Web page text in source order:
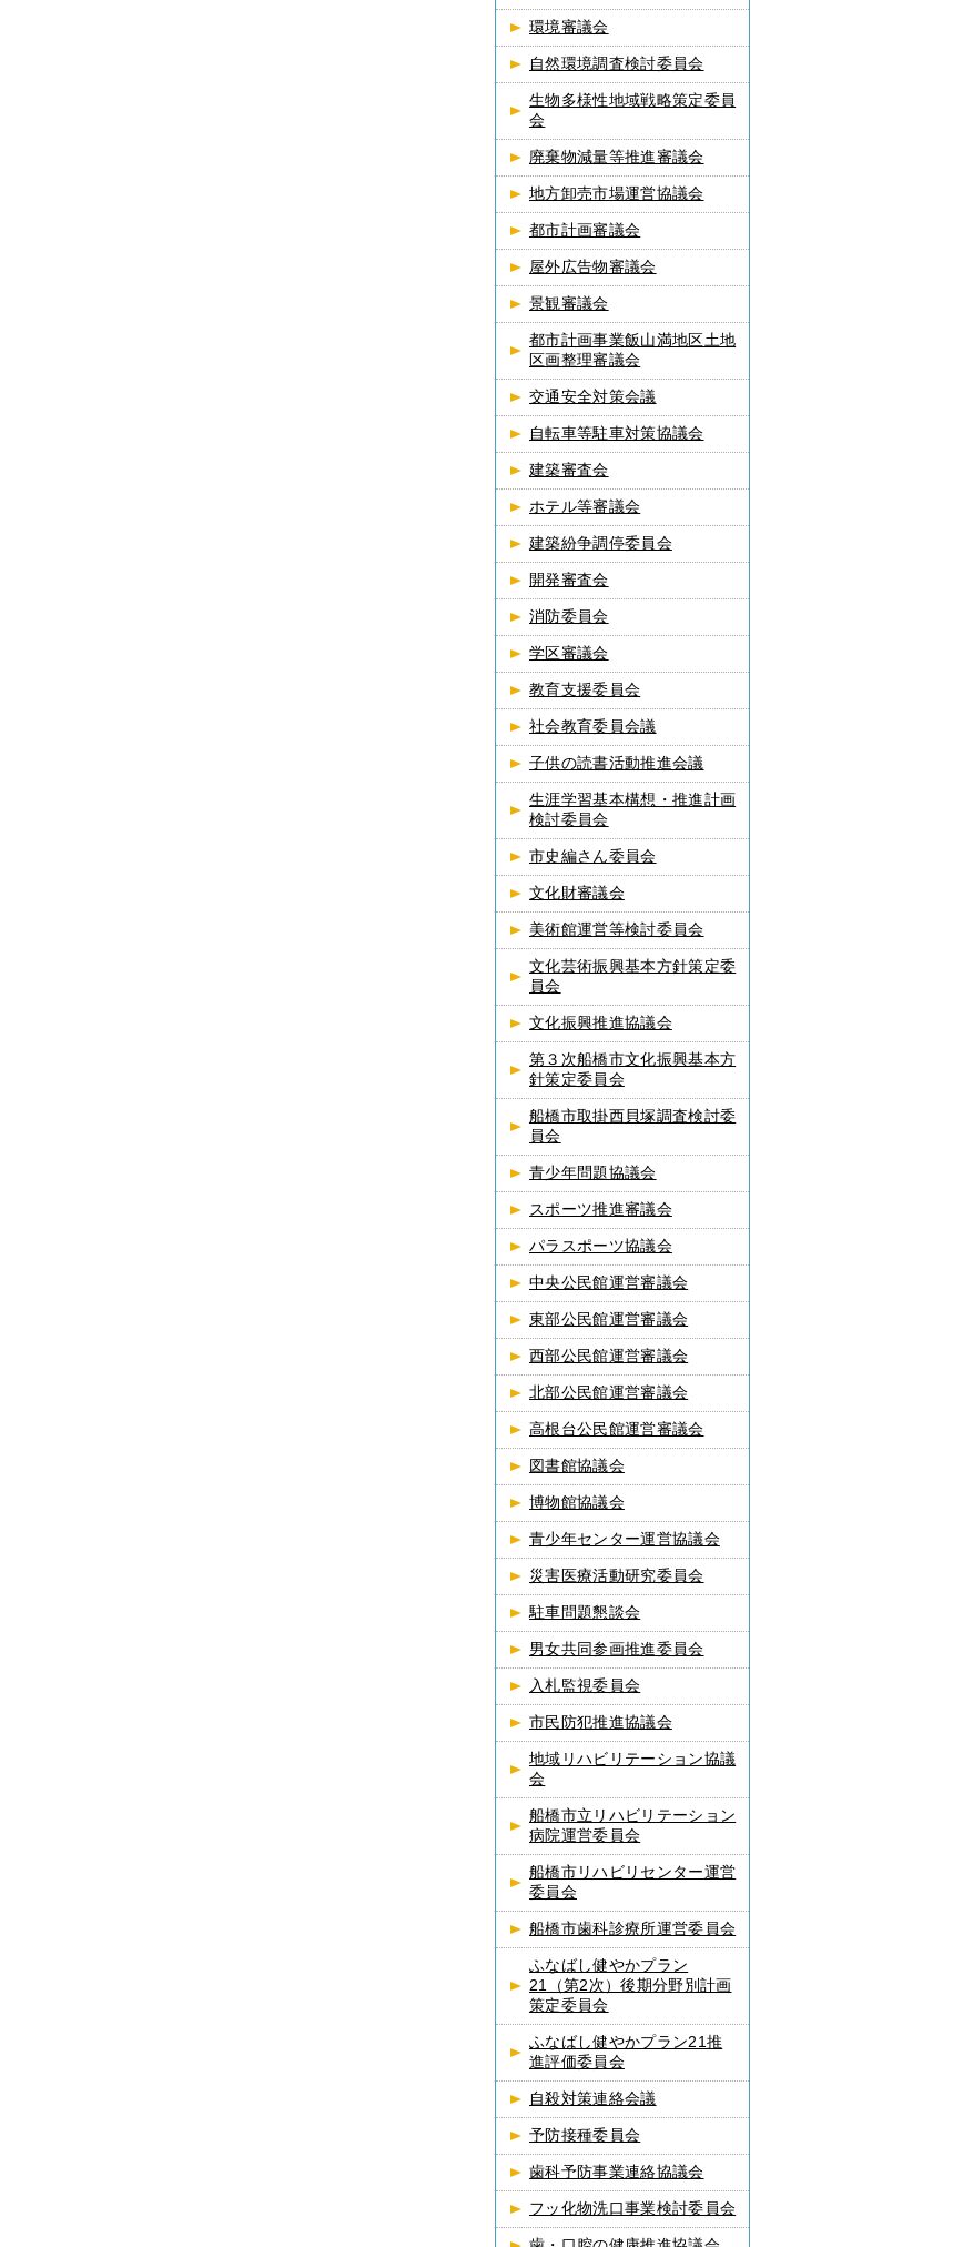
環境審議会
自然環境調査検討委員会
生物多様性地域戦略策定委員
会
廃棄物減量等推進審議会
地方卸売市場運営協議会
都市計画審議会
屋外広告物審議会
景観審議会
都市計画事業飯山満地区土地
区画整理審議会
交通安全対策会議
自転車等駐車対策協議会
建築審査会
ホテル等審議会
建築紛争調停委員会
開発審査会
消防委員会
学区審議会
教育支援委員会
社会教育委員会議
子供の読書活動推進会議
生涯学習基本構想・推進計画
検討委員会
市史編さん委員会
文化財審議会
美術館運営等検討委員会
文化芸術振興基本方針策定委
員会
文化振興推進協議会
第３次船橋市文化振興基本方
針策定委員会
船橋市取掛西貝塚調査検討委
員会
青少年問題協議会
スポーツ推進審議会
パラスポーツ協議会
中央公民館運営審議会
東部公民館運営審議会
西部公民館運営審議会
北部公民館運営審議会
高根台公民館運営審議会
図書館協議会
博物館協議会
青少年センター運営協議会
災害医療活動研究委員会
駐車問題懇談会
男女共同参画推進委員会
入札監視委員会
市民防犯推進協議会
地域リハビリテーション協議
会
船橋市立リハビリテーション
病院運営委員会
船橋市リハビリセンター運営
委員会
船橋市歯科診療所運営委員会
ふなばし健やかプラン
21（第2次）後期分野別計画
策定委員会
ふなばし健やかプラン21推
進評価委員会
自殺対策連絡会議
予防接種委員会
歯科予防事業連絡協議会
フッ化物洗口事業検討委員会